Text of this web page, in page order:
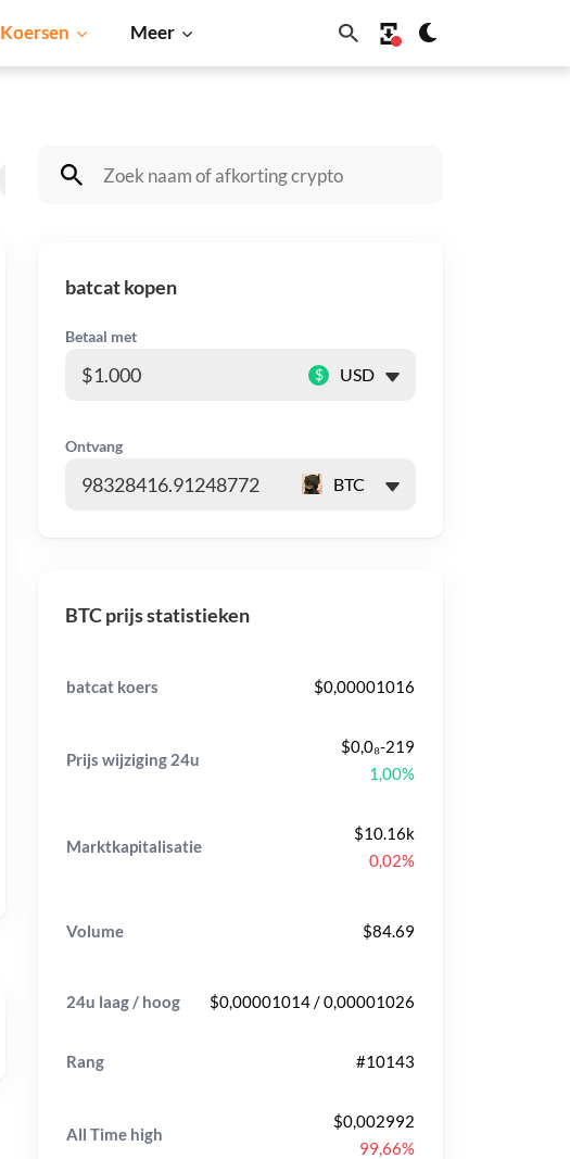
Koersen Meer
Dogecoin Solana BNB
batcat kopen
Betaal met
$
Ontvang
BTC prijs statistieken
batcat koers $0,00001016
Prijs wijziging 24u
$0,0₈-219
1,00%
Marktkapitalisatie
$10.16k
0,02%
Volume $84.69
24u laag / hoog $0,00001014 / 0,00001026
Rang #10143
All Time high
$0,002992
99,66%